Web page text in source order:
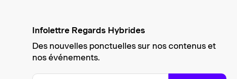
Infolettre Regards Hybrides
Des nouvelles ponctuelles sur nos contenus et
nos événements.